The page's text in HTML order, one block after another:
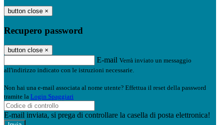
button close ×
Recupero password
button close ×
E-mail Verrà inviato un messaggio
all'indirizzo indicato con le istruzioni necessarie.
Non hai una e-mail associata al nome utente? Effettua il reset della password
tramite la Login Spaggiari
E-mail inviata, si prega di controllare la casella di posta elettronica!